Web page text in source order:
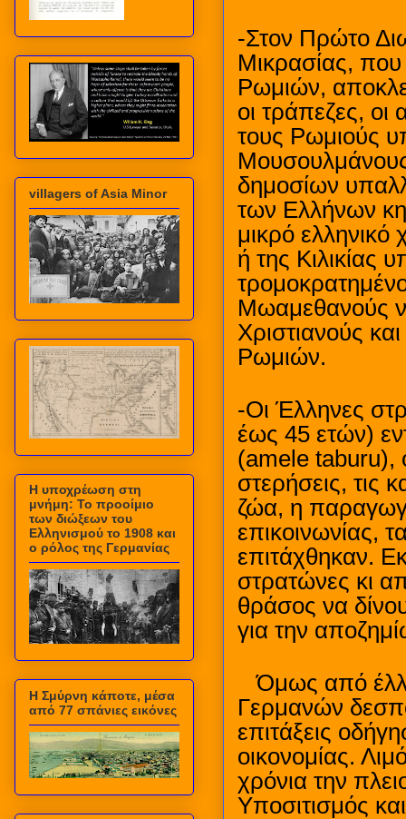
-Στον Πρώτο
Μικρασίας, που
Ρωμιών,
οι τράπεζες,
τους Ρωμιούς
δημοσίων
των Ελλήνων
μικρό ελληνικό
ή της Κιλικίας
Μωαμεθανούς
Χριστιανούς
Ρωμιών.
-Οι Έλληνες
έως 45 ετών)
(amele taburu),
στερήσεις, τις
ζώα, η
επικοινωνίας,
επιτάχθηκαν.
στρατώνες κι
θράσος να
για την
Όμως από
Γερμανών
επιτάξεις
οικονομίας.
χρόνια την
Υποσιτισμός
villagers of Asia Minor
Η υποχρέωση στη
μνήμη: Το προοίμιο
των διώξεων του
Ελληνισμού το 1908 και
ο ρόλος της Γερμανίας
Η Σμύρνη κάποτε, μέσα
από 77 σπάνιες εικόνες